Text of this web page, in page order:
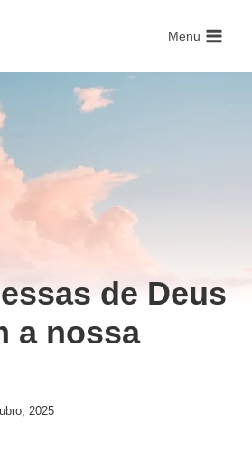
Menu
de Deus
a nossa
2025